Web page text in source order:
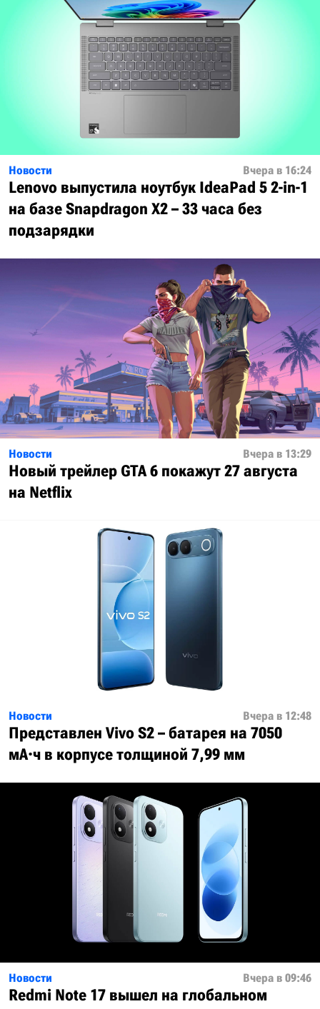
Новости Вчера в 16:24
Lenovo выпустила ноутбук IdeaPad 5 2-in-1
на базе Snapdragon X2 – 33 часа без
подзарядки
Новости Вчера в 13:29
Новый трейлер GTA 6 покажут 27 августа
на Netflix
Новости Вчера в 12:48
Представлен Vivo S2 – батарея на 7050
мА·ч в корпусе толщиной 7,99 мм
Новости Вчера в 09:46
Redmi Note 17 вышел на глобальном